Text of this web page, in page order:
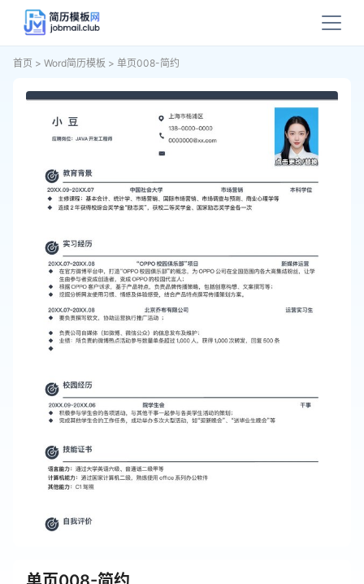
首页 > Word简历模板 > 单页008-简约